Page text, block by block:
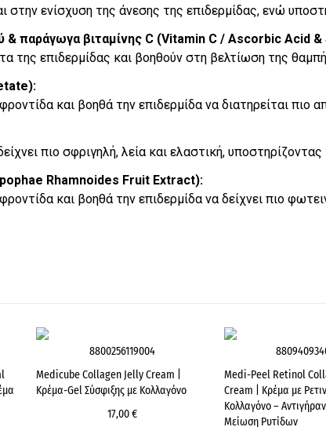
στην ενίσχυση της άνεσης της επιδερμίδας, ενώ
& παράγωγα βιταμίνης C (Vitamin C / Ascorbic Acid
της επιδερμίδας και βοηθούν στη βελτίωση της
και βοηθά την επιδερμίδα να διατηρείται
πιο σφριγηλή, λεία και ελαστική,
Rhamnoides Fruit Extract):
και βοηθά την επιδερμίδα να δείχνει πιο
8800256119004
Medicube Collagen Jelly Cream |
Κρέμα-Gel Σύσφιξης με Κολλαγόνο
17,00 €
Medi-Peel Retinol
Cream | Κρέμα με
Κολλαγόνο –
Μείωση Ρυτίδων